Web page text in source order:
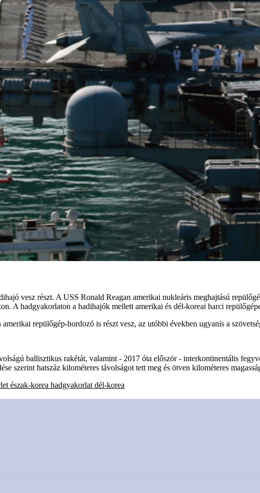
vesz részt. A USS Ronald Reagan amerikai nukleáris meghajtású
A hadgyakorlaton a hadihajók mellett amerikai és dél-koreai harci
repülőgép-hordozó is részt vesz, az utóbbi években ugyanis a
ballisztikus rakétát, valamint - 2017 óta először - interkontinentális
szerint hatszáz kilométeres távolságot tett meg és ötven kilométeres
észak-korea hadgyakorlat dél-korea